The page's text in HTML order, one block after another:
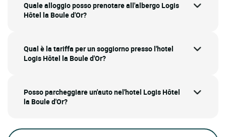
Quale alloggio posso prenotare all'albergo Logis
Hôtel la Boule d'Or?
Qual è la tariffa per un soggiorno presso l'hotel
Logis Hôtel la Boule d'Or?
Posso parcheggiare un'auto nel'hotel Logis Hôtel
la Boule d'Or?